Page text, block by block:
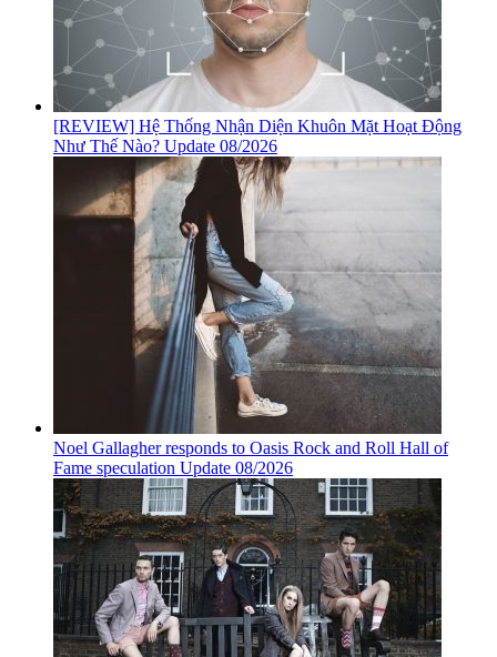
[REVIEW] Hệ Thống Nhận Diện Khuôn Mặt Hoạt Động
Như Thế Nào? Update 08/2026
Noel Gallagher responds to Oasis Rock and Roll Hall of
Fame speculation Update 08/2026